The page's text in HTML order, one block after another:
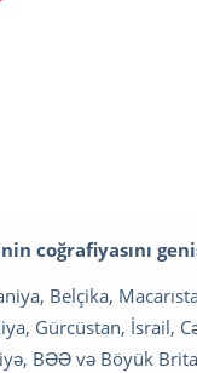
coğrafiyasını
Belçika,
Gürcüstan, İsrail,
BƏƏ və Böyük